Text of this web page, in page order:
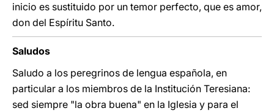
inicio es sustituido por un temor perfecto, que es amor,
don del Espíritu Santo.
Saludos
Saludo a los peregrinos de lengua española, en
particular a los miembros de la Institución Teresiana:
sed siempre "la obra buena" en la Iglesia y para el